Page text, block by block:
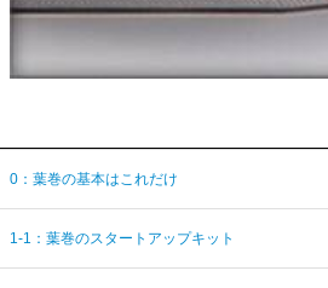
0：葉巻の基本はこれだけ
1-1：葉巻のスタートアップキット